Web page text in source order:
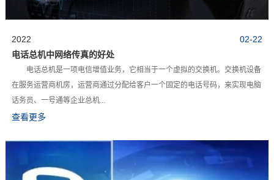
02-22
2022
电话总机中网络传真的好处
电话总机是一项电信增值业务，它相当于一个虚拟的交换机。交换机设备
在服务运营商机房，运营商通过分配给客户一个固定的电话号码，来实现电脑
话务员、一号通等企业总机...
查看更多